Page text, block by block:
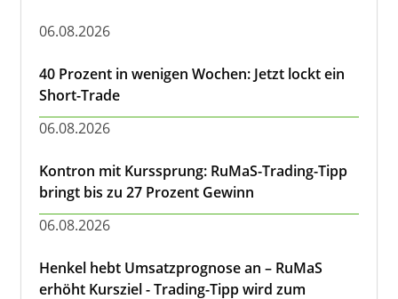
06.08.2026
40 Prozent in wenigen Wochen: Jetzt lockt ein
Short-Trade
06.08.2026
Kontron mit Kurssprung: RuMaS-Trading-Tipp
bringt bis zu 27 Prozent Gewinn
06.08.2026
Henkel hebt Umsatzprognose an – RuMaS
erhöht Kursziel - Trading-Tipp wird zum